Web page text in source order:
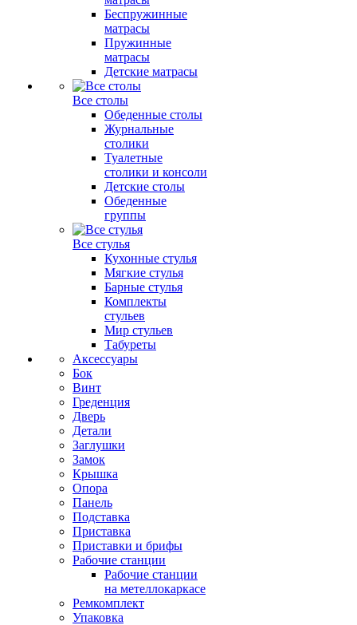
Беспружинные
матрасы
Пружинные
матрасы
Детские матрасы
Все столы
Обеденные столы
Журнальные
столики
Туалетные
столики и консоли
Детские столы
Обеденные
группы
Все стулья
Кухонные стулья
Мягкие стулья
Барные стулья
Комплекты
стульев
Мир стульев
Табуреты
Аксессуары
Бок
Винт
Греденция
Дверь
Детали
Заглушки
Замок
Крышка
Опора
Панель
Подставка
Приставка
Приставки и брифы
Рабочие станции
Рабочие станции
на метеллокаркасе
Ремкомплект
Упаковка